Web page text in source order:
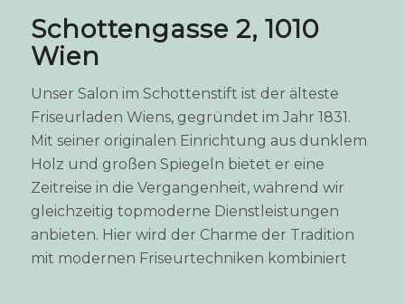
Schottengasse 2, 1010
Wien
Unser Salon im Schottenstift ist der älteste
Friseurladen Wiens, gegründet im Jahr 1831.
Mit seiner originalen Einrichtung aus dunklem
Holz und großen Spiegeln bietet er eine
Zeitreise in die Vergangenheit, während wir
gleichzeitig topmoderne Dienstleistungen
anbieten. Hier wird der Charme der Tradition
mit modernen Friseurtechniken kombiniert